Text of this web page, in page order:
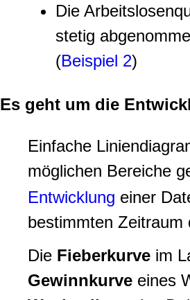
Die
stetig
(Beispiel 2)
Es geht um die
Einfache
möglichen Bereiche
Entwicklung einer
bestimmten Zeitraum
Die Fieberkurve im
Gewinnkurve eines